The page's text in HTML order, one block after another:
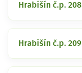
Hrabišín č.p. 208
Hrabišín č.p. 209